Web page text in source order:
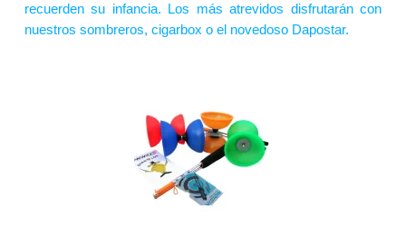
recuerden su infancia. Los más atrevidos disfrutarán con
nuestros sombreros, cigarbox o el novedoso Dapostar.